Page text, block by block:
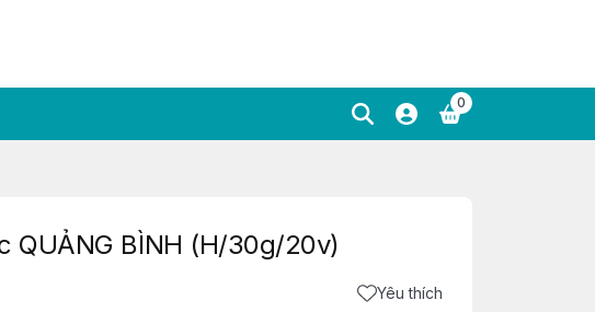
0
QUẢNG BÌNH (H/30g/20v)
Yêu thích